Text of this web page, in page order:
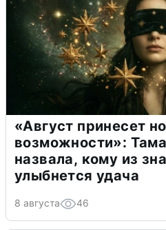
«Август принесет
возможности»:
назвала, кому из
улыбнется удача
8 августа 46